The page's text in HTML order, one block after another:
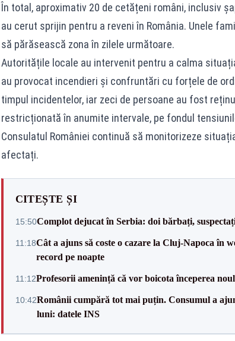
În total, aproximativ 20 de cetățeni români, inclusiv
au cerut sprijin pentru a reveni în România. Unele
să părăsească zona în zilele următoare.
Autoritățile locale au intervenit pentru a calma
au provocat incendieri și confruntări cu forțele de
timpul incidentelor, iar zeci de persoane au fost
restricționată în anumite intervale, pe fondul
Consulatul României continuă să monitorizeze
afectați.
CITEȘTE ȘI
15:50Complot dejucat în Serbia: doi bărbați,
11:18Cât a ajuns să coste o cazare la Cluj-Napoca în
record pe noapte
11:12Profesorii amenință că vor boicota începerea
10:42Românii cumpără tot mai puțin. Consumul a
luni: datele INS